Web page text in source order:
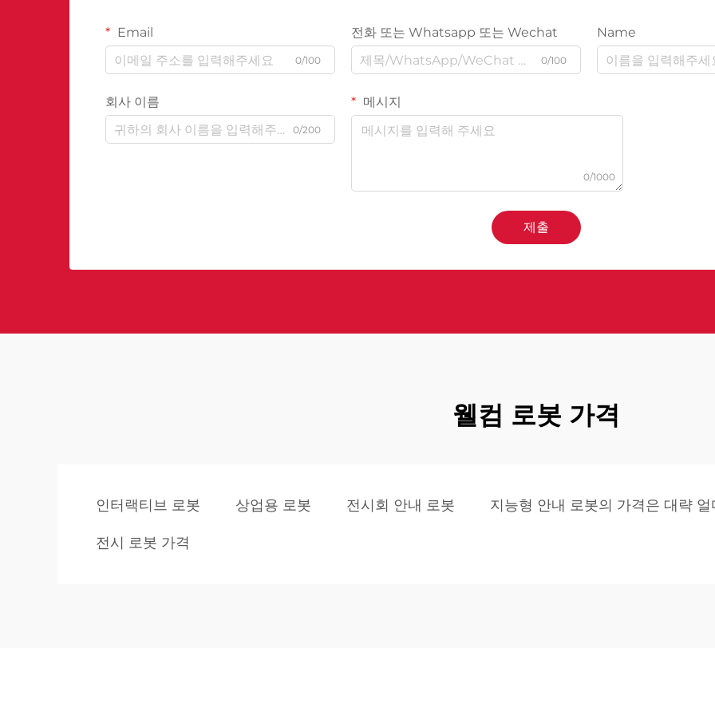
Email
0/100
전화 또는 Whatsapp 또는 Wechat
0/100
Name
회사 이름
0/200
메시지
0/1000
제출
웰컴 로봇 가격
인터랙티브 로봇 상업용 로봇 전시회 안내 로봇 지능형 안내 로봇의 가격은 대략 얼
전시 로봇 가격